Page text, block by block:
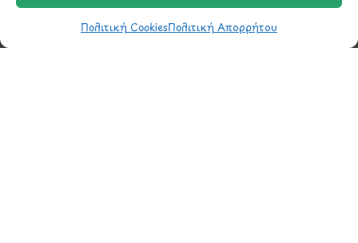
Πολιτική CookiesΠολιτική Απορρήτου
ΚαλάθιΣύγκριση
Ο Λογαριασμός μου